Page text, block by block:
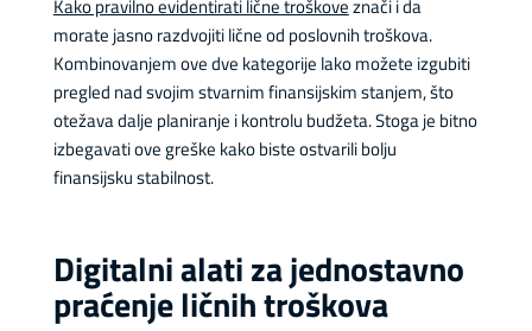
Kako pravilno evidentirati lične troškoveznači i da
morate jasno razdvojiti lične od poslovnih troškova.
Kombinovanjem ove dve kategorije lako možete izgubiti
pregled nad svojim stvarnim finansijskim stanjem, što
otežava dalje planiranje i kontrolu budžeta. Stoga je bitno
izbegavati ove greške kako biste ostvarili bolju
finansijsku stabilnost.
Digitalni alati za jednostavno
praćenje ličnih troškova